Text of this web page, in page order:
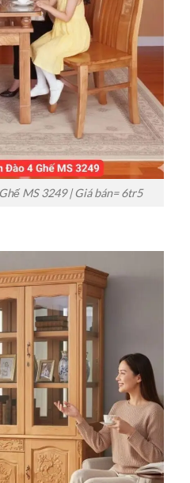
MS 3249 | Giá bán= 6tr5